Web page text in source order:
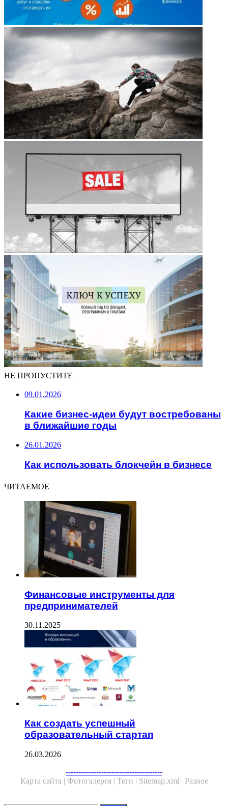
НЕ ПРОПУСТИТЕ
09.01.2026
Какие бизнес-идеи будут востребованы
в ближайшие годы
26.01.2026
Как использовать блокчейн в бизнесе
ЧИТАЕМОЕ
Финансовые инструменты для
предпринимателей
30.11.2025
Как создать успешный
образовательный стартап
26.03.2026
--------------------------------------
Карта сайта | Фотогалерея | Теги | Sitemap.xml | Разное